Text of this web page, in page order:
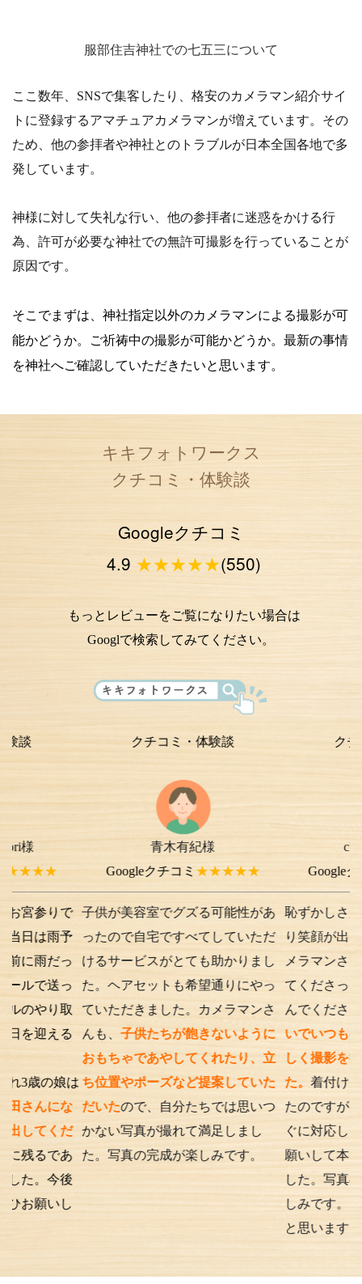
服部住吉神社での七五三について
ここ数年、SNSで集客したり、格安のカメラマン紹介サイ
トに登録するアマチュアカメラマンが増えています。その
ため、他の参拝者や神社とのトラブルが日本全国各地で多
発しています。
神様に対して失礼な行い、他の参拝者に迷惑をかける行
為、許可が必要な神社での無許可撮影を行っていることが
原因です。
そこでまずは、神社指定以外のカメラマンによる撮影が可
能かどうか。 ご祈祷中の撮影が可能かどうか。 最新の事情
を神社へご確認していただきたいと思います。
キキフォトワークス
クチコミ・体験談
Googleクチコミ
4.9 ★★★★★(550)
もっとレビューをご覧になりたい場合は
Googlで検索してみてください。
で
予
っ
っ
取
る
は
な
だ
あ
後
し
クチコミ・体験談
青木有紀様
Googleクチコミ★★★★★
子供が美容室でグズる可能性があ
ったので自宅ですべてしていただ
けるサービスがとても助かりまし
た。ヘアセットも希望通りにやっ
ていただきました。カメラマンさ
んも、子供たちが飽きないように
おもちゃであやしてくれたり、立
ち位置やポーズなど提案していた
だいたので、自分たちでは思いつ
かない写真が撮れて満足しまし
た。写真の完成が楽しみです。
クチコミ・
様
Googleクチコミ
恥ずかしさから最初
り笑顔が出ない子供
メラマンさんが根気
てくださったり落ち
んでくださったり、
いでいつもの笑顔が
しく撮影を行うこと
た。着付けとアテン
たのですが、撮影時
ぐに対応してくださ
願いして本当に良か
した。写真の仕上が
しみです。また次も
と思います。